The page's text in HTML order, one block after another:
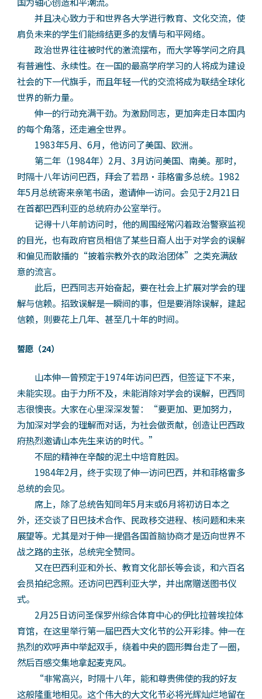
并且决心致力于和世界各大学进行教育、文化交流，使
肩负未来的学生们能缔结更多的友情与和平网络。
政治世界往往被时代的激流摆布，而大学等学问之府具
有普遍性、永续性。在一国的最高学府学习的人将成为建设
社会的下一代旗手，而且年轻一代的交流将成为联结全球化
世界的新力量。
伸一的行动充满干劲。为激励同志，更加奔走日本国内
的每个角落，还走遍全世界。
1983年5月、6月，他访问了美国、欧洲。
第二年（1984年）2月、3月访问美国、南美。那时，
时隔十八年访问巴西，拜会了若昂·菲格雷多总统。1982
年5月总统寄来亲笔书函，邀请伸一访问。会见于2月21日
在首都巴西利亚的总统府办公室举行。
记得十八年前访问时，他的周围经常闪着政治警察监视
的目光，也有政府官员相信了某些日裔人出于对学会的误解
和偏见而散播的“披着宗教外衣的政治团体”之类充满敌
意的流言。
此后，巴西同志开始奋起，要在社会上扩展对学会的理
解与信赖。招致误解是一瞬间的事，但是要消除误解，建起
信赖，则要花上几年、甚至几十年的时间。
誓愿（24）
山本伸一曾预定于1974年访问巴西，但签证下不来，
未能实现。由于力所不及，未能消除对学会的误解，巴西同
志很懊丧。大家在心里深深发誓：“要更加、更加努力，
为加深对学会的理解而对话，为社会做贡献，创造让巴西政
府热烈邀请山本先生来访的时代。”
不屈的精神在辛酸的泥土中培育胜因。
1984年2月，终于实现了伸一访问巴西，并和菲格雷多
总统的会见。
席上，除了总统告知同年5月末或6月将初访日本之
外，还交谈了日巴技术合作、民政移交进程、核问题和未来
展望等。尤其是对于伸一提倡各国首脑协商才是迈向世界不
战之路的主张，总统完全赞同。
又在巴西利亚和外长、教育文化部长等会谈，和六百名
会员拍纪念照。还访问巴西利亚大学，并出席赠送图书仪
式。
2月25日访问圣保罗州综合体育中心的伊比拉普埃拉体
育馆，在这里举行第一届巴西大文化节的公开彩排。伸一在
热烈的欢呼声中举起双手，绕着中央的圆形舞台走了一圈，
然后百感交集地拿起麦克风。
“非常高兴，时隔十八年，能和尊贵佛使的我的好友
这般隆重地相见。这个伟大的大文化节必将光辉灿烂地留在